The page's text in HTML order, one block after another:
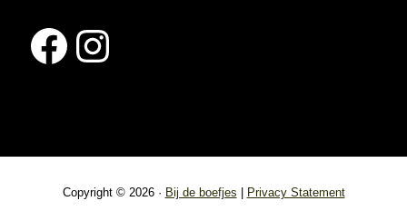
Facebook
Instagram
Copyright © 2026 · Bij de boefjes | Privacy Statement